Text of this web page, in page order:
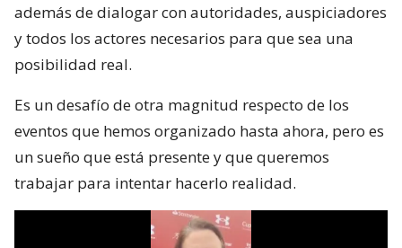
además de dialogar con autoridades, auspiciadores
y todos los actores necesarios para que sea una
posibilidad real.
Es un desafío de otra magnitud respecto de los
eventos que hemos organizado hasta ahora, pero es
un sueño que está presente y que queremos
trabajar para intentar hacerlo realidad.